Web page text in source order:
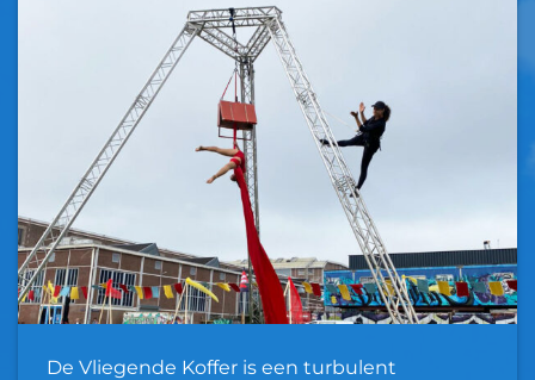
De Vliegende Koffer is een turbulent